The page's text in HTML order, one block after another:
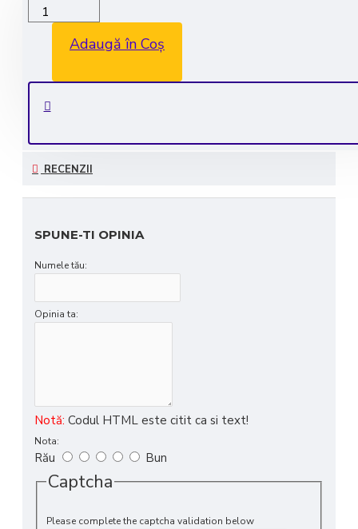
Adaugă în Coș
Consultanta GRATUITA: 0735 530 450
RECENZII
SPUNE-TI OPINIA
Numele tău:
Opinia ta:
Notă: Codul HTML este citit ca si text!
Nota:
Rău Bun
Captcha
Please complete the captcha validation below